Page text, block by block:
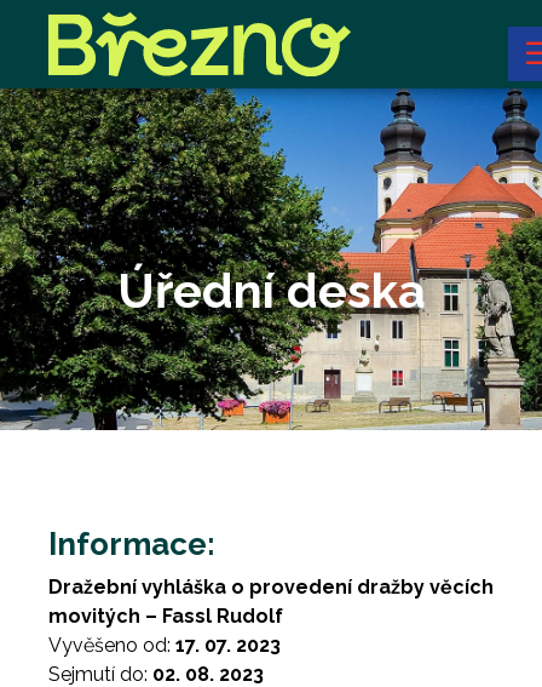
Úřední deska
Informace:
Dražební vyhláška o provedení dražby věcích
movitých – Fassl Rudolf
Vyvěšeno od: 17. 07. 2023
Sejmutí do: 02. 08. 2023